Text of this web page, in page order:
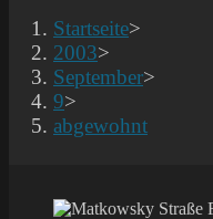
Startseite>
2003>
September>
9>
abgewohnt